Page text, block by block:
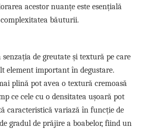
acestor nuanțe este esențială
băuturii.
senzația de greutate și textură pe care
element important în degustare.
plină pot avea o textură cremoasă
ce cele cu o densitatea ușoară pot
caracteristică variază în funcție de
gradul de prăjire a boabelor, fiind un